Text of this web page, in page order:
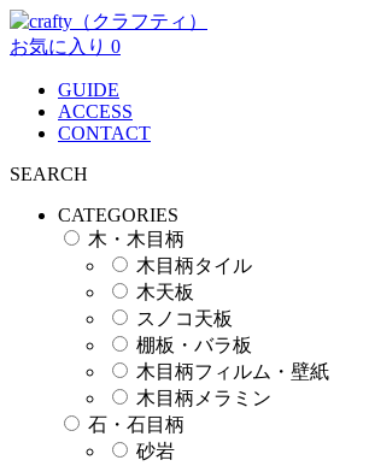
お気に入り 0
GUIDE
ACCESS
CONTACT
SEARCH
CATEGORIES
木・木目柄
木目柄タイル
木天板
スノコ天板
棚板・バラ板
木目柄フィルム・壁紙
木目柄メラミン
石・石目柄
砂岩